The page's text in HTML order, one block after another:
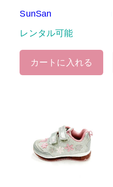
SunSan
レンタル可能
カートに入れる